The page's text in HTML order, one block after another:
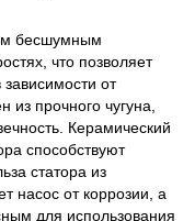
бесшумным
что позволяет
зависимости от
из прочного чугуна,
Керамический
способствуют
статора из
насос от коррозии, а
для использования